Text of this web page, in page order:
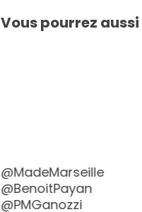
l’article
Vous pourrez
@MadeMarseille
@BenoitPayan
@PMGanozzi